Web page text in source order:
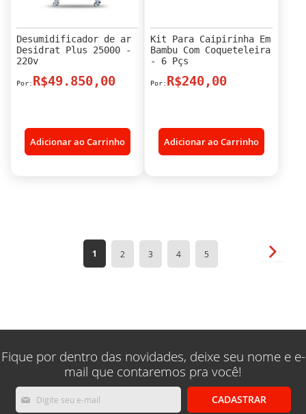
Desumidificador de ar
Desidrat Plus 25000 -
220v
R$49.850,00
Adicionar ao Carrinho
Kit Para Caipirinha Em
Bambu Com Coqueteleira
- 6 Pçs
R$240,00
Adicionar ao Carrinho
Página
Você
1 Página
2 Página
3 Página
4 Página
5
Fique por dentro das novidades, deixe seu nome e e-
mail que contaremos pra você!
Inscreva-
se
CADASTRAR